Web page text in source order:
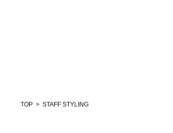
TOP STAFF STYLING